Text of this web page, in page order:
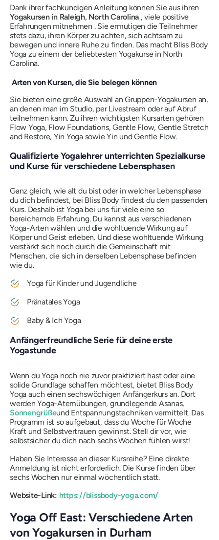
Dank ihrer fachkundigen Anleitung können Sie aus ihren
Yogakursen in Raleigh, North Carolina , viele positive
Erfahrungen mitnehmen . Sie ermutigen die Teilnehmer
stets dazu, ihren Körper zu achten, sich achtsam zu
bewegen und innere Ruhe zu finden. Das macht Bliss Body
Yoga zu einem der beliebtesten Yogakurse in North
Carolina.
Arten von Kursen, die Sie belegen können
Sie bieten eine große Auswahl an Gruppen-Yogakursen an,
an denen man im Studio, per Livestream oder auf Abruf
teilnehmen kann. Zu ihren wichtigsten Kursarten gehören
Flow Yoga, Flow Foundations, Gentle Flow, Gentle Stretch
and Restore, Yin Yoga sowie Yin und Gentle Flow.
Qualifizierte Yogalehrer unterrichten Spezialkurse
und Kurse für verschiedene Lebensphasen
Ganz gleich, wie alt du bist oder in welcher Lebensphase
du dich befindest, bei Bliss Body findest du den passenden
Kurs. Deshalb ist Yoga bei uns für viele eine so
bereichernde Erfahrung. Du kannst aus verschiedenen
Yoga-Arten wählen und die wohltuende Wirkung auf
Körper und Geist erleben. Und diese wohltuende Wirkung
verstärkt sich noch durch die Gemeinschaft mit
Menschen, die sich in derselben Lebensphase befinden
wie du.
Yoga für Kinder und Jugendliche
Pränatales Yoga
Baby & Ich Yoga
Anfängerfreundliche Serie für deine erste
Yogastunde
Wenn du Yoga noch nie zuvor praktiziert hast oder eine
solide Grundlage schaffen möchtest, bietet Bliss Body
Yoga auch einen sechswöchigen Anfängerkurs an. Dort
werden Yoga-Atemübungen, grundlegende Asanas,
Sonnengrüßeund Entspannungstechniken vermittelt. Das
Programm ist so aufgebaut, dass du Woche für Woche
Kraft und Selbstvertrauen gewinnst. Stell dir vor, wie
selbstsicher du dich nach sechs Wochen fühlen wirst!
Haben Sie Interesse an dieser Kursreihe? Eine direkte
Anmeldung ist nicht erforderlich. Die Kurse finden über
sechs Wochen nur einmal wöchentlich statt.
Website-Link: https://blissbody-yoga.com/
Yoga Off East: Verschiedene Arten
von Yogakursen in Durham